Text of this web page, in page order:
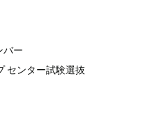
バー
センター試験選抜